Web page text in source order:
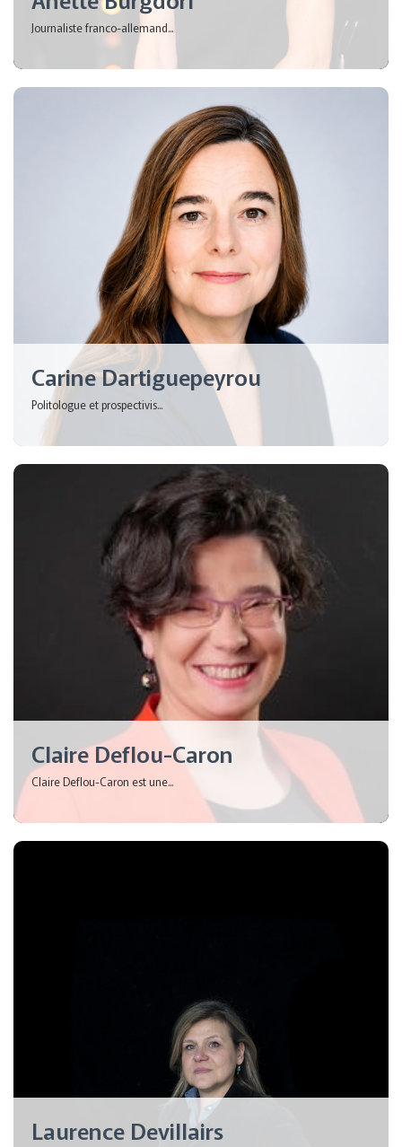
Journaliste franco-allemand...
Carine Dartiguepeyrou
Politologue et prospectivis...
Claire Deflou-Caron
Claire Deflou-Caron est une...
Laurence Devillairs